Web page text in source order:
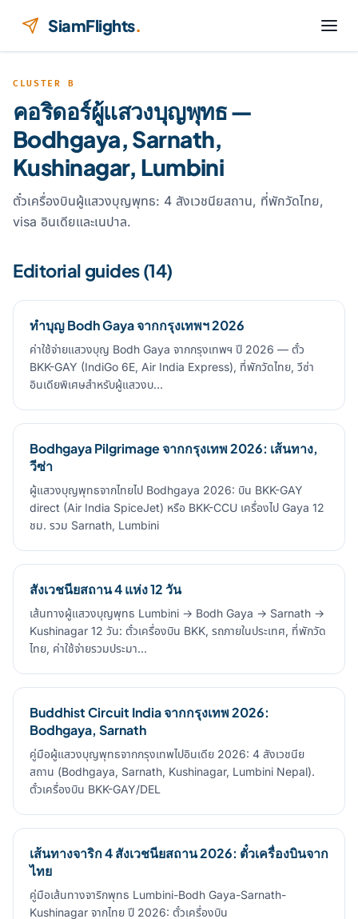
SiamFlights.
CLUSTER B
คอริดอร์ผู้แสวงบุญพุทธ —
Bodhgaya, Sarnath,
Kushinagar, Lumbini
ตั๋วเครื่องบินผู้แสวงบุญพุทธ: 4 สังเวชนียสถาน, ที่พักวัดไทย,
visa อินเดียและเนปาล.
Editorial guides (14)
ทำบุญ Bodh Gaya จากกรุงเทพฯ 2026
ค่าใช้จ่ายแสวงบุญ Bodh Gaya จากกรุงเทพฯ ปี 2026 — ตั๋ว
BKK-GAY (IndiGo 6E, Air India Express), ที่พักวัดไทย, วีซ่า
อินเดียพิเศษสำหรับผู้แสวงบ…
Bodhgaya Pilgrimage จากกรุงเทพ 2026: เส้นทาง,
วีซ่า
ผู้แสวงบุญพุทธจากไทยไป Bodhgaya 2026: บิน BKK-GAY
direct (Air India SpiceJet) หรือ BKK-CCU เครื่องไป Gaya 12
ชม. รวม Sarnath, Lumbini
สังเวชนียสถาน 4 แห่ง 12 วัน
เส้นทางผู้แสวงบุญพุทธ Lumbini → Bodh Gaya → Sarnath →
Kushinagar 12 วัน: ตั๋วเครื่องบิน BKK, รถภายในประเทศ, ที่พักวัด
ไทย, ค่าใช้จ่ายรวมประมา…
Buddhist Circuit India จากกรุงเทพ 2026:
Bodhgaya, Sarnath
คู่มือผู้แสวงบุญพุทธจากกรุงเทพไปอินเดีย 2026: 4 สังเวชนีย
สถาน (Bodhgaya, Sarnath, Kushinagar, Lumbini Nepal).
ตั๋วเครื่องบิน BKK-GAY/DEL
เส้นทางจาริก 4 สังเวชนียสถาน 2026: ตั๋วเครื่องบินจาก
ไทย
คู่มือเส้นทางจาริกพุทธ Lumbini-Bodh Gaya-Sarnath-
Kushinagar จากไทย ปี 2026: ตั๋วเครื่องบิน